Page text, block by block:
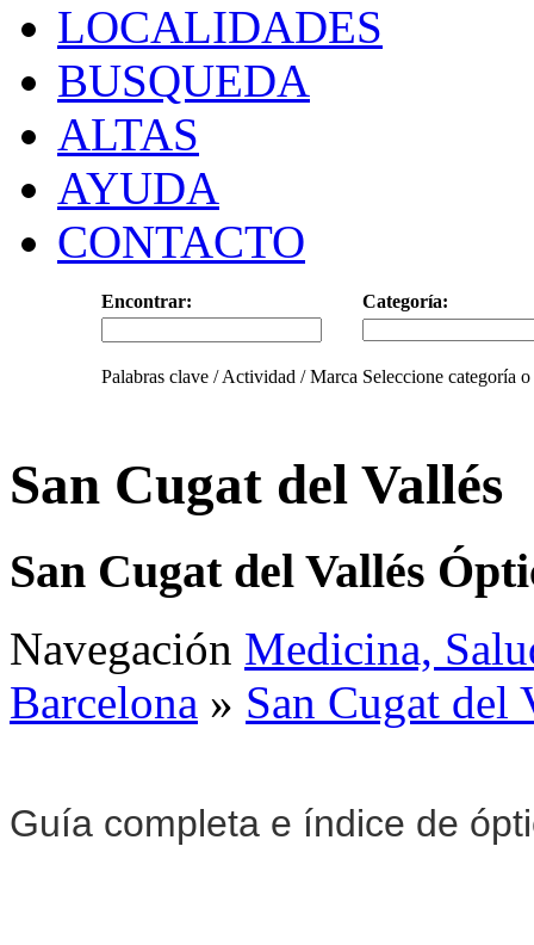
LOCALIDADES
BUSQUEDA
ALTAS
AYUDA
CONTACTO
Encontrar: Categoría:
Palabras clave / Actividad / Marca Seleccione categoría
San Cugat del Vallés
San Cugat del Vallés
Navegación Medicina,
Barcelona » San Cugat del
Guía completa e índice de